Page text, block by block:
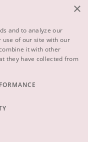
×
and to analyze our
of our site with our
it with other
they have collected from